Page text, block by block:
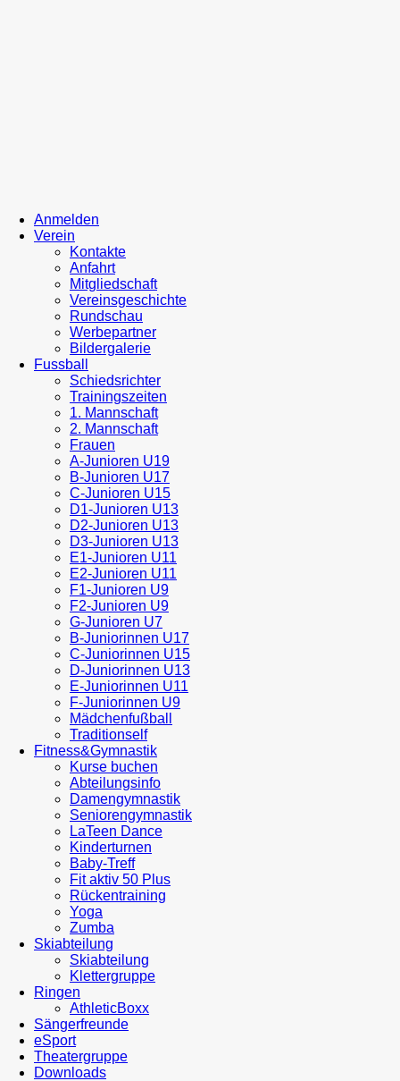
Anmelden
Verein
Kontakte
Anfahrt
Mitgliedschaft
Vereinsgeschichte
Rundschau
Werbepartner
Bildergalerie
Fussball
Schiedsrichter
Trainingszeiten
1. Mannschaft
2. Mannschaft
Frauen
A-Junioren U19
B-Junioren U17
C-Junioren U15
D1-Junioren U13
D2-Junioren U13
D3-Junioren U13
E1-Junioren U11
E2-Junioren U11
F1-Junioren U9
F2-Junioren U9
G-Junioren U7
B-Juniorinnen U17
C-Juniorinnen U15
D-Juniorinnen U13
E-Juniorinnen U11
F-Juniorinnen U9
Mädchenfußball
Traditionself
Fitness&Gymnastik
Kurse buchen
Abteilungsinfo
Damengymnastik
Seniorengymnastik
LaTeen Dance
Kinderturnen
Baby-Treff
Fit aktiv 50 Plus
Rückentraining
Yoga
Zumba
Skiabteilung
Skiabteilung
Klettergruppe
Ringen
AthleticBoxx
Sängerfreunde
eSport
Theatergruppe
Downloads